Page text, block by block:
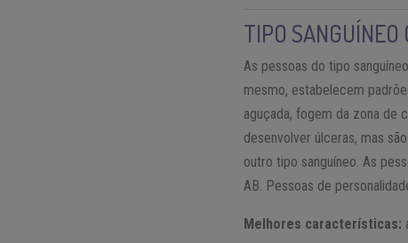
TIPO SANGUÍNEO
As pessoas do tipo
mesmo, estabelecem
aguçada, fogem da zona de
desenvolver úlceras, mas
outro tipo sanguíneo. As
AB. Pessoas de
Melhores características: